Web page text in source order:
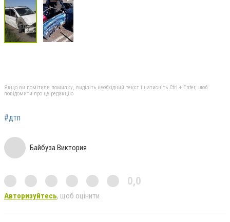
Якщо ви помітили помилку, виділіть необхідний текст і натисніть Ctrl + Enter, щоб
повідомити про це редакцію
#дтп
Байбуза Виктория
0,0
Авторизуйтесь, щоб оцінити